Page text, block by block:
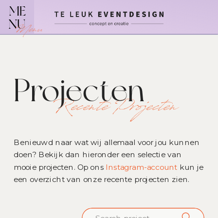
ME
NU
Menu
Search
Benieuwd naar wat wij allemaal voor jou kunnen
doen? Bekijk dan hieronder een selectie van
mooie projecten. Op ons Instagram-account kun je
een overzicht van onze recente projecten zien.
Recente Projecten
Projecten